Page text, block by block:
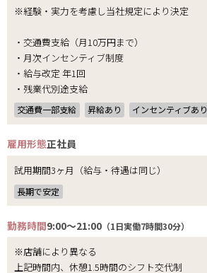
※経験・実力を考慮し当社規定により決定
・交通費支給（月10万円まで）
・月次インセンティブ制度
・給与改定 年1回
・残業代別途支給
交通費一部支給 昇給あり インセンティブあり
雇用形態正社員
試用期間3ヶ月（給与・待遇は同じ）
長期で安定
勤務時間9:00～21:00 （1日実働7時間30分）
※店舗により異なる
上記時間内、休憩1.5時間のシフト交代制